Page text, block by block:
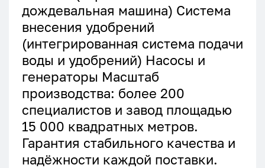
дождевальная машина) Система
внесения удобрений
(интегрированная система подачи
воды и удобрений) Насосы и
генераторы Масштаб
производства: более 200
специалистов и завод площадью
15 000 квадратных метров.
Гарантия стабильного качества и
надёжности каждой поставки.